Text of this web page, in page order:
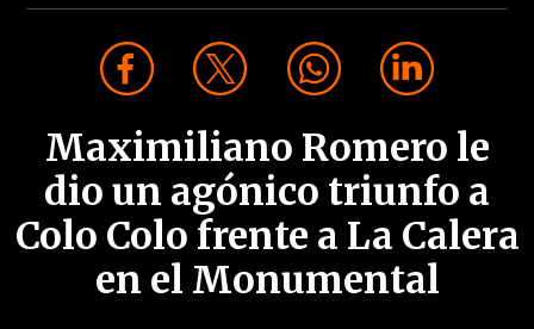
Maximiliano Romero le
dio un agónico triunfo a
Colo Colo frente a La Calera
en el Monumental